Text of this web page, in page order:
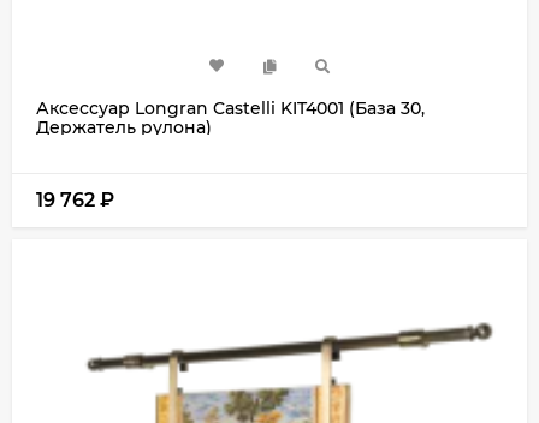
Аксессуар Longran Castelli KIT4001 (База 30,
Держатель рулона)
19 762 ₽